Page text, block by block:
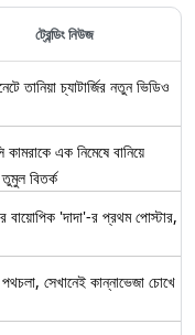
ট্রেন্ডিং নিউজ
চ্যাটার্জির নতুন ভিডিও
এক নিমেষে বানিয়ে
বিতর্ক
'দাদা'-র প্রথম পোস্টার,
সেখানেই কান্নাভেজা চোখে